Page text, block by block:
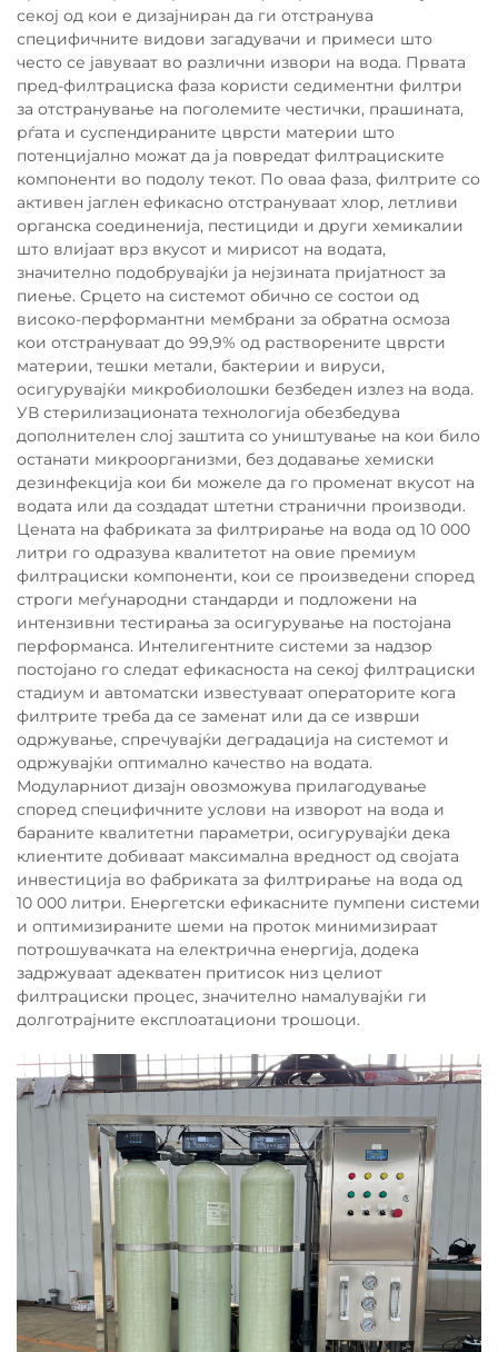
секој од кои е дизајниран да ги отстранува
специфичните видови загадувачи и примеси што
често се јавуваат во различни извори на вода. Првата
пред-филтрациска фаза користи седиментни филтри
за отстранување на поголемите честички, прашината,
рѓата и суспендираните цврсти материи што
потенцијално можат да ја повредат филтрациските
компоненти во подолу текот. По оваа фаза, филтрите со
активен јаглен ефикасно отстрануваат хлор, летливи
органска соединенија, пестициди и други хемикалии
што влијаат врз вкусот и мирисот на водата,
значително подобрувајќи ја нејзината пријатност за
пиење. Срцето на системот обично се состои од
високо-перформантни мембрани за обратна осмоза
кои отстрануваат до 99,9% од растворените цврсти
материи, тешки метали, бактерии и вируси,
осигурувајќи микробиолошки безбеден излез на вода.
УВ стерилизационата технологија обезбедува
дополнителен слој заштита со уништување на кои било
останати микроорганизми, без додавање хемиски
дезинфекција кои би можеле да го променат вкусот на
водата или да создадат штетни странични производи.
Цената на фабриката за филтрирање на вода од 10 000
литри го одразува квалитетот на овие премиум
филтрациски компоненти, кои се произведени според
строги меѓународни стандарди и подложени на
интензивни тестирања за осигурување на постојана
перформанса. Интелигентните системи за надзор
постојано го следат ефикасноста на секој филтрациски
стадиум и автоматски известуваат операторите кога
филтрите треба да се заменат или да се изврши
одржување, спречувајќи деградација на системот и
одржувајќи оптимално качество на водата.
Модуларниот дизајн овозможува прилагодување
според специфичните услови на изворот на вода и
бараните квалитетни параметри, осигурувајќи дека
клиентите добиваат максимална вредност од својата
инвестиција во фабриката за филтрирање на вода од
10 000 литри. Енергетски ефикасните пумпени системи
и оптимизираните шеми на проток минимизираат
потрошувачката на електрична енергија, додека
задржуваат адекватен притисок низ целиот
филтрациски процес, значително намалувајќи ги
долготрајните експлоатациони трошоци.